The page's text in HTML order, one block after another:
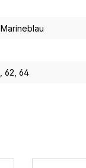
, Marineblau
, 62 , 64